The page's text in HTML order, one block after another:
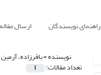
راهنمای نویسندگان ارسال مقاله
نویسنده =باقرزاده، آرمین
تعداد مقالات: 1